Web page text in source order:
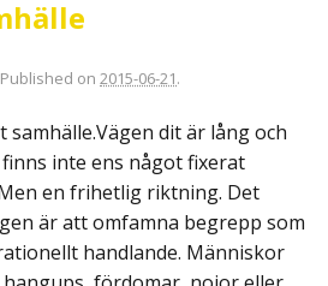
Published on 2015-06-21.
dit är lång och
inte ens något fixerat
en frihetlig riktning. Det
är att omfamna begrepp som
handlande. Människor